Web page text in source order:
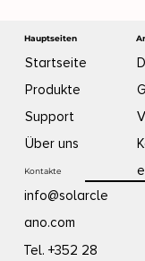
Kontakte
info@solarcle
ano.com
Tel. +352 28
Hauptseiten
Startseite
Produkte
Support
Über uns